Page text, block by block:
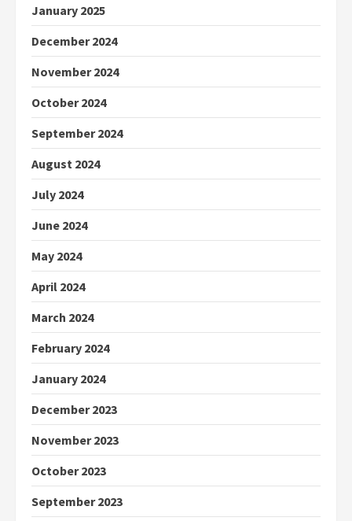
January 2025
December 2024
November 2024
October 2024
September 2024
August 2024
July 2024
June 2024
May 2024
April 2024
March 2024
February 2024
January 2024
December 2023
November 2023
October 2023
September 2023